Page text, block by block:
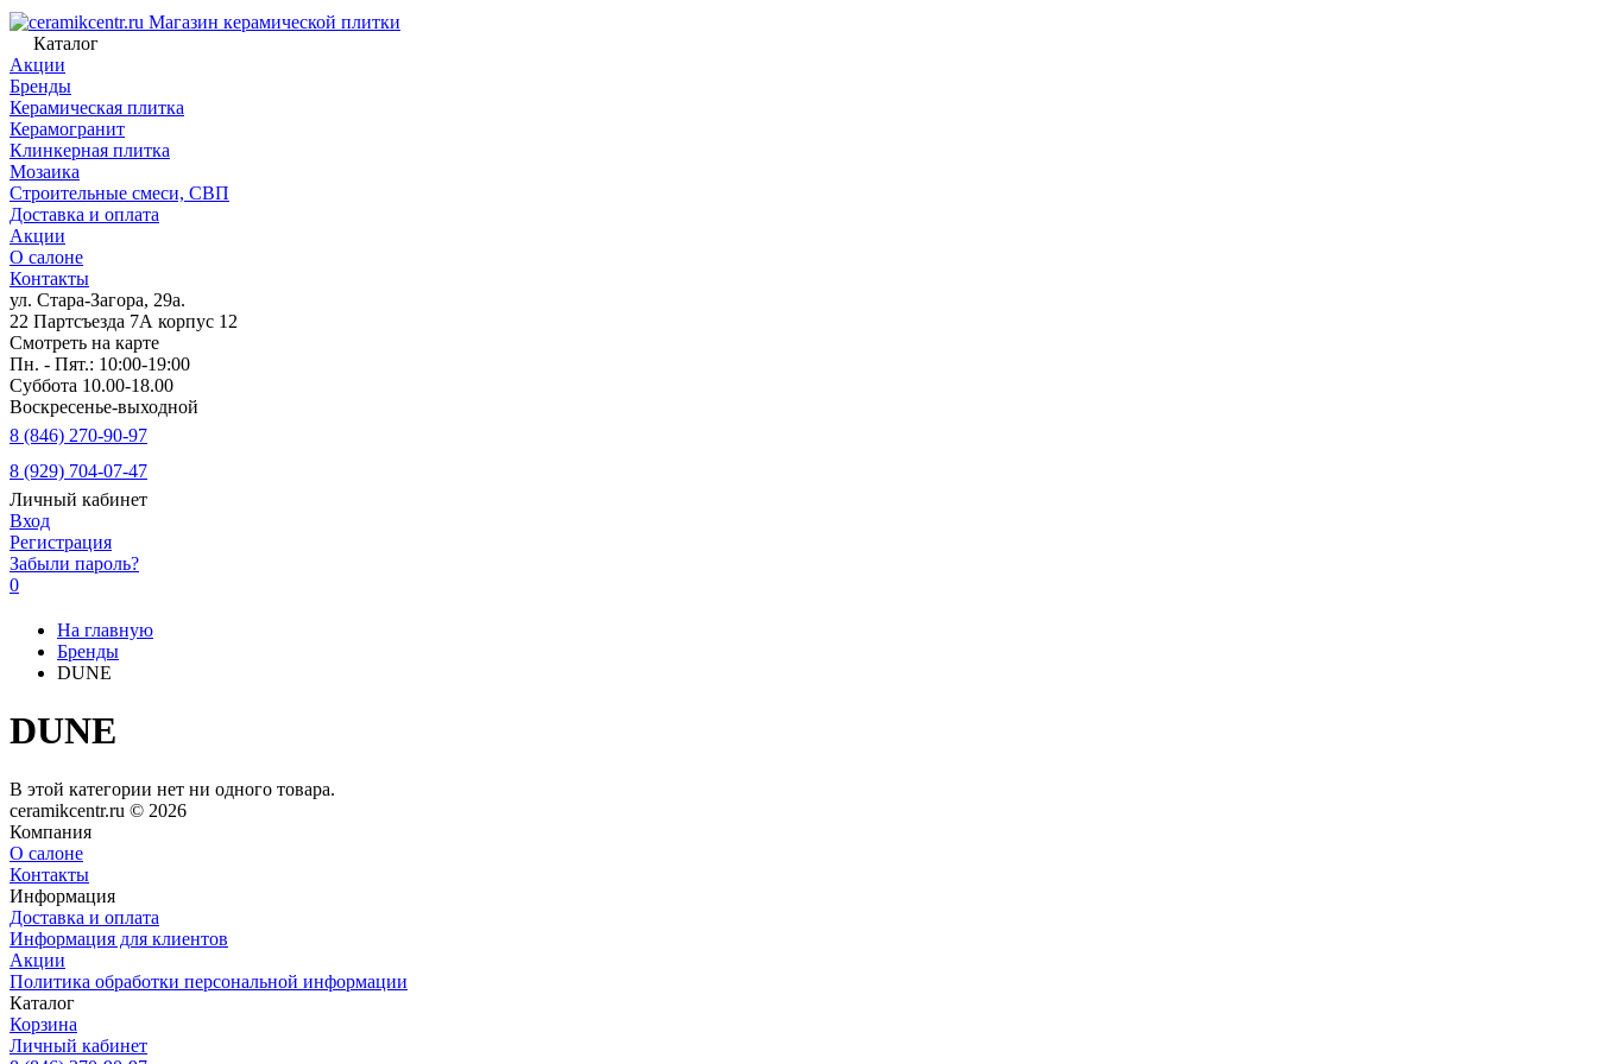
Магазин керамической плитки
Каталог
Акции
Бренды
Керамическая плитка
Керамогранит
Клинкерная плитка
Мозаика
Строительные смеси, СВП
Доставка и оплата
Акции
О салоне
Контакты
ул. Стара-Загора, 29а.
22 Партсъезда 7А корпус 12
Смотреть на карте
Пн. - Пят.: 10:00-19:00
Суббота 10.00-18.00
Воскресенье-выходной
8 (846) 270-90-97
8 (929) 704-07-47
Личный кабинет
Вход
Регистрация
Забыли пароль?
0
На главную
Бренды
DUNE
DUNE
В этой категории нет ни одного товара.
ceramikcentr.ru © 2026
Компания
О салоне
Контакты
Информация
Доставка и оплата
Информация для клиентов
Акции
Политика обработки персональной информации
Каталог
Корзина
Личный кабинет